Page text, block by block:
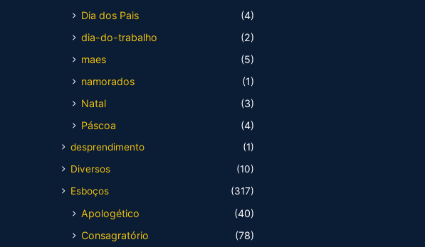
Dia dos Pais
(4)
dia-do-trabalho
(2)
maes
(5)
namorados
(1)
Natal
(3)
Páscoa
(4)
desprendimento
(1)
Diversos
(10)
Esboços
(317)
Apologético
(40)
Consagratório
(78)